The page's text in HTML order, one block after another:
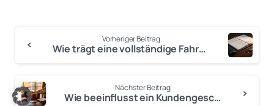
Vorheriger Beitrag
Wie trägt eine vollständige Fahrzeugdokumentation im Ringbuch zum Wiederverkaufswert bei?
Nächster Beitrag
Wie beeinflusst ein Kundengeschenk die Kundenbindung im After-Sales-Bereich?
Anmelden